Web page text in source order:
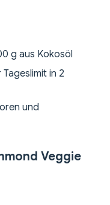
g aus Kokosöl
in 2
und
Veggie